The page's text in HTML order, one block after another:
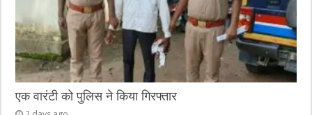
एक वारंटी को पुलिस ने किया गिरफ्तार